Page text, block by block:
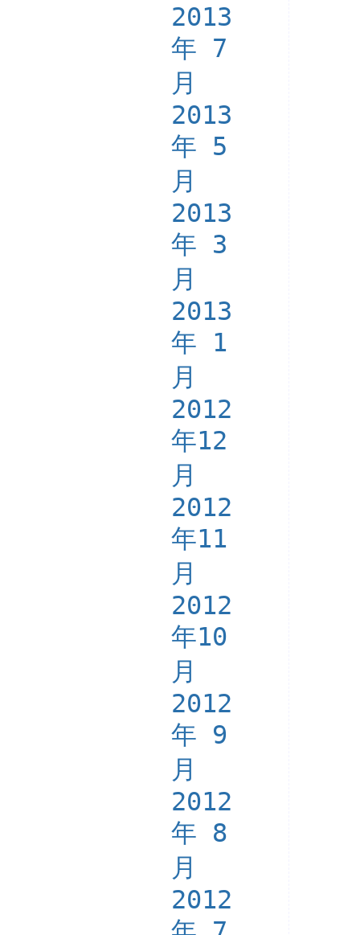
2013
年 7
月
2013
年 5
月
2013
年 3
月
2013
年 1
月
2012
年12
月
2012
年11
月
2012
年10
月
2012
年 9
月
2012
年 8
月
2012